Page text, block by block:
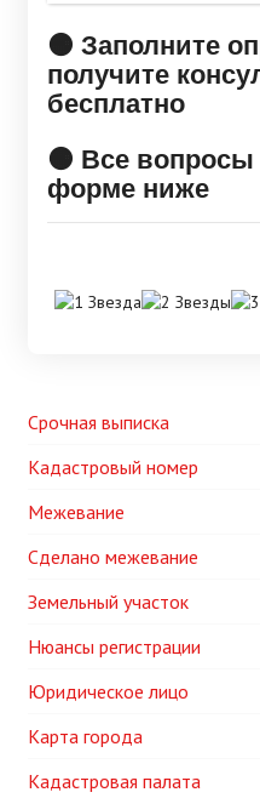
🟠 Заполните
получите
бесплатно
🟠 Все
форме ниже
Срочная выписка
Кадастровый номер
Межевание
Сделано межевание
Земельный участок
Нюансы регистрации
Юридическое лицо
Карта города
Кадастровая палата